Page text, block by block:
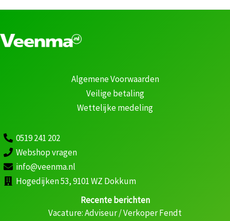
Algemene Voorwaarden
Veilige betaling
Wettelijke medeling
0519 241 202
Webshop vragen
info@veenma.nl
Hogedijken 53, 9101 WZ Dokkum
Recente berichten
Vacature: Adviseur / Verkoper Fendt